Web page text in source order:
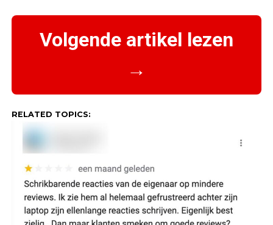
Volgende artikel lezen
→
RELATED TOPICS: